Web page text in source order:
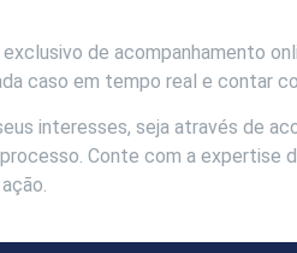
de acompanhamento
caso em tempo real e contar
interesses, seja através de
Conte com a expertise